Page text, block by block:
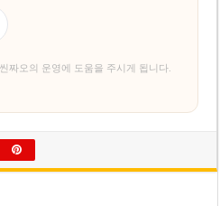
짜오의 운영에 도움을 주시게 됩니다.